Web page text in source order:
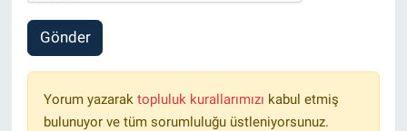
Gönder
Yorum yazarak topluluk kurallarımızı kabul etmiş
bulunuyor ve tüm sorumluluğu üstleniyorsunuz.